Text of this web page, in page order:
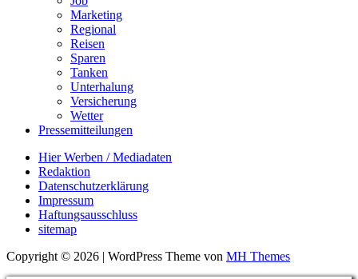
Marketing
Regional
Reisen
Sparen
Tanken
Unterhalung
Versicherung
Wetter
Pressemitteilungen
Hier Werben / Mediadaten
Redaktion
Datenschutzerklärung
Impressum
Haftungsausschluss
sitemap
Copyright © 2026 | WordPress Theme von MH Themes